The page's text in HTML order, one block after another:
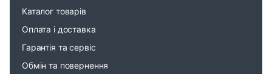
Каталог товарів
Оплата і доставка
Гарантія та сервіс
Обмін та повернення